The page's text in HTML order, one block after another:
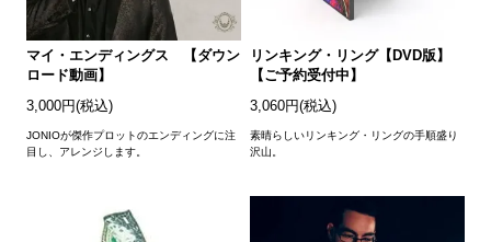
マイ・エンディングス 【ダウン
ロード動画】
3,000円(税込)
JONIOが傑作プロットのエンディングに注
目し、アレンジします。
リンキング・リング【DVD版】
【ご予約受付中】
3,060円(税込)
素晴らしいリンキング・リングの手順盛り
沢山。